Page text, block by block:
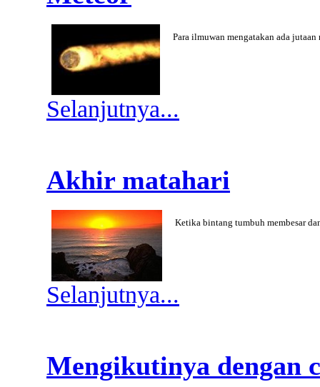
Para ilmuwan mengatakan ada
Selanjutnya...
Akhir matahari
Ketika bintang tumbuh membesar
Selanjutnya...
Mengikutinya dengan